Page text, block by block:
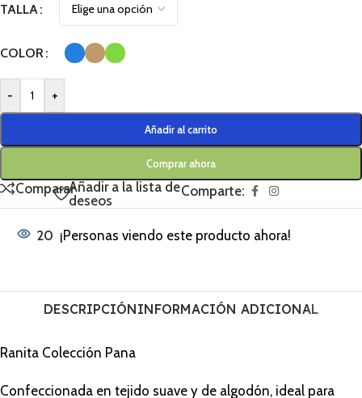
TALLA
COLOR
- +
Añadir al carrito
Comprar ahora
CompararAñadir a la lista de
deseos
Comparte:
20 ¡Personas viendo este producto ahora!
DESCRIPCIÓNINFORMACIÓN ADICIONAL
Ranita Colección Pana
Confeccionada en tejido suave y de algodón, ideal para